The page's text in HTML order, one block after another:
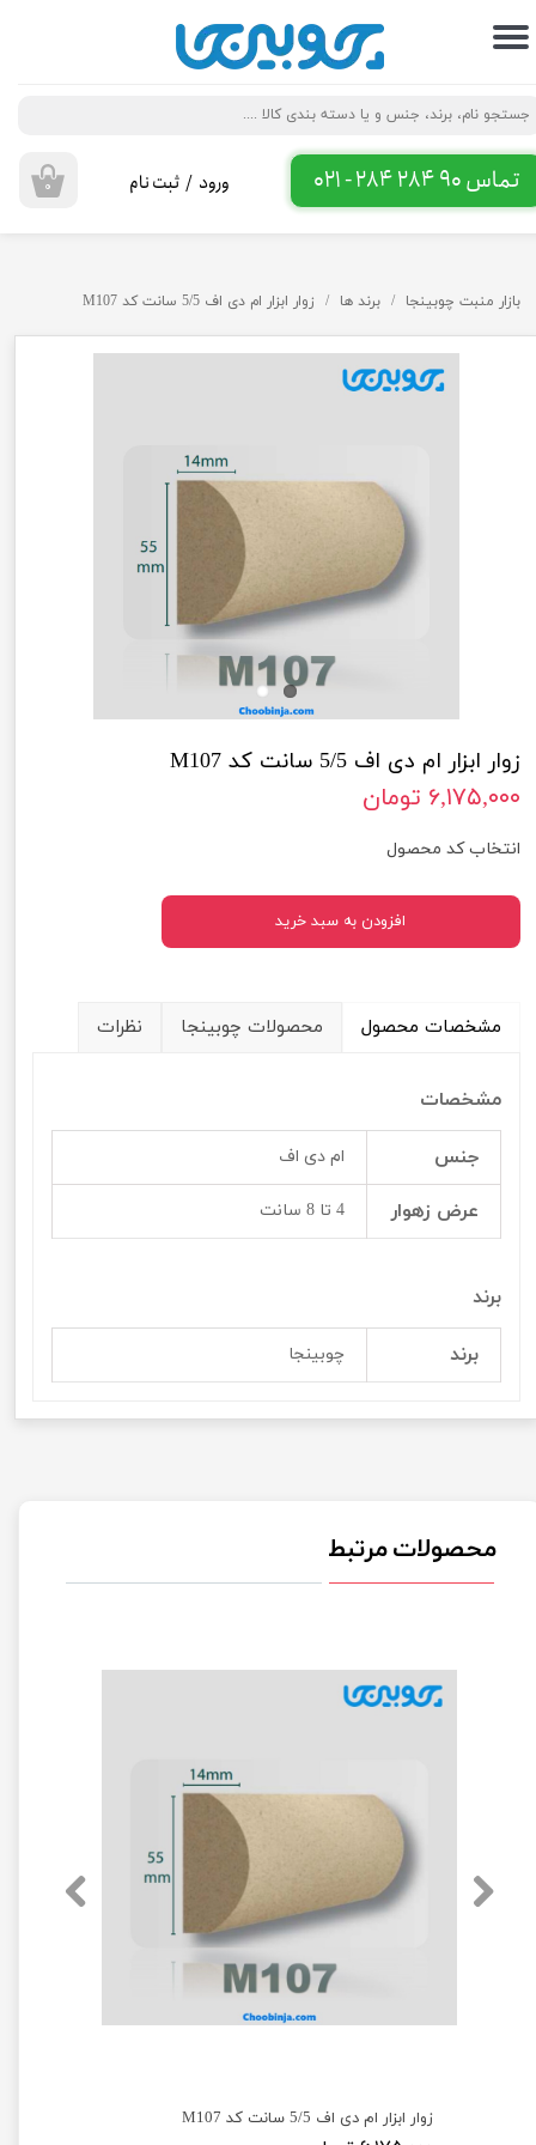
تماس 90 284 284 - 021 ۰ ورود / ثبت نام
حساب کاربری من
تغییر گذر واژه
سفارشات
خروج از حساب کاربری
بازار منبت چوبینجا برند ها زوار ابزار ام دی اف 5/5 سانت کد M107
زوار ابزار ام دی اف 5/5 سانت کد M107
۶,۱۷۵,۰۰۰ تومان
انتخاب کد محصول
افزودن به سبد خرید
مشخصات محصول محصولات چوبینجا نظرات
مشخصات
جنس ام دی اف
عرض زهوار 4 تا 8 سانت
برند
برند چوبینجا
محصولات مرتبط
زوار ابزار ام دی اف 5/5 سانت کد M107